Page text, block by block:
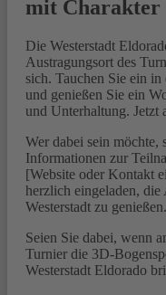
mit Charakter
Die Westerstadt
Austragungsort des
sich. Tauchen Sie ein
und genießen Sie ein
und Unterhaltung. Jetzt
Wer dabei sein
Informationen zur
[Website oder Kontakt
herzlich eingeladen, die
Westerstadt zu genießen.
Seien Sie dabei, wenn
Turnier die 3D-
Westerstadt Eldorado